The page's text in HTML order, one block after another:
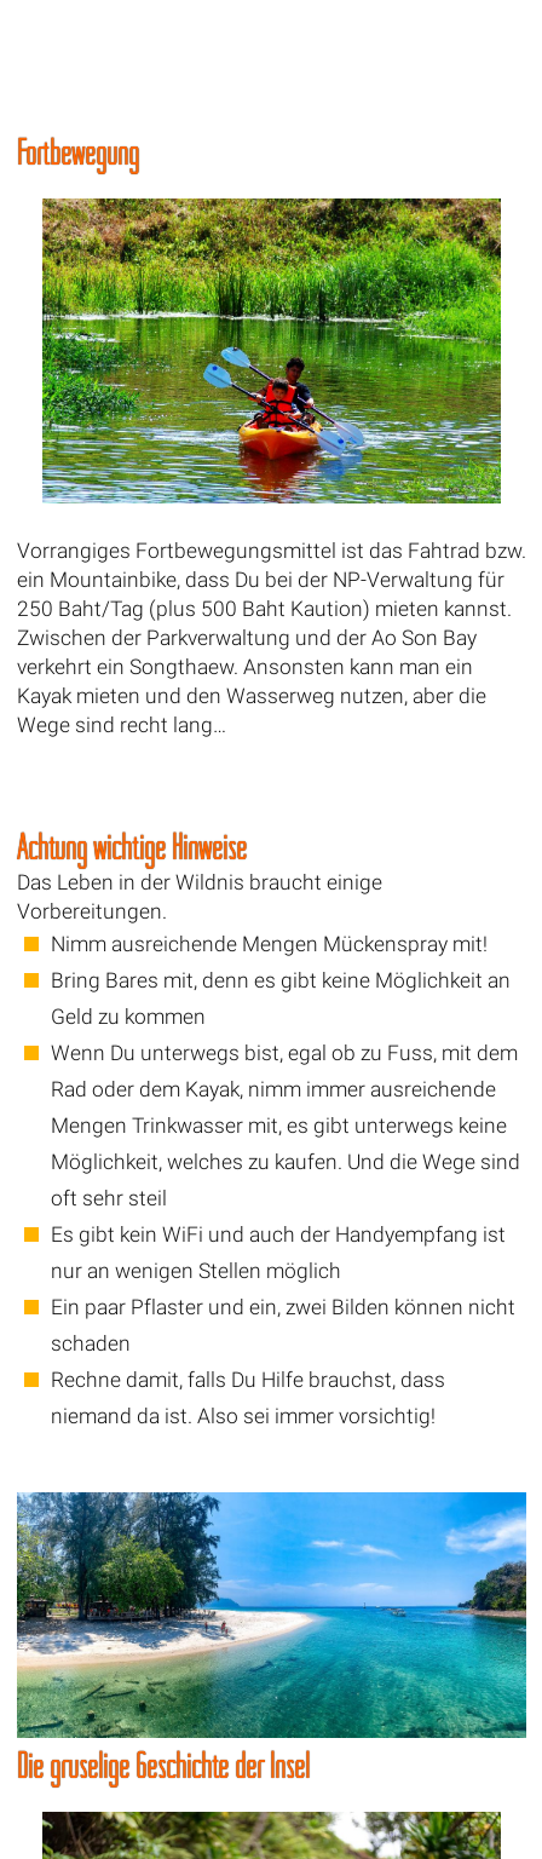
Fortbewegung
Vorrangiges Fortbewegungsmittel ist das Fahtrad bzw.
ein Mountainbike, dass Du bei der NP-Verwaltung für
250 Baht/Tag (plus 500 Baht Kaution) mieten kannst.
Zwischen der Parkverwaltung und der Ao Son Bay
verkehrt ein Songthaew. Ansonsten kann man ein
Kayak mieten und den Wasserweg nutzen, aber die
Wege sind recht lang…
Achtung wichtige Hinweise
Das Leben in der Wildnis braucht einige
Vorbereitungen.
Nimm ausreichende Mengen Mückenspray mit!
Bring Bares mit, denn es gibt keine Möglichkeit an
Geld zu kommen
Wenn Du unterwegs bist, egal ob zu Fuss, mit dem
Rad oder dem Kayak, nimm immer ausreichende
Mengen Trinkwasser mit, es gibt unterwegs keine
Möglichkeit, welches zu kaufen. Und die Wege sind
oft sehr steil
Es gibt kein WiFi und auch der Handyempfang ist
nur an wenigen Stellen möglich
Ein paar Pflaster und ein, zwei Bilden können nicht
schaden
Rechne damit, falls Du Hilfe brauchst, dass
niemand da ist. Also sei immer vorsichtig!
Die gruselige Geschichte der Insel